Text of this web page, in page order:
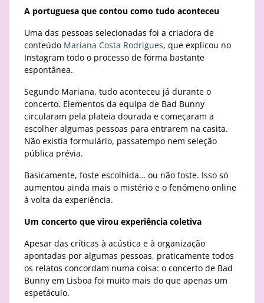
A portuguesa que contou como tudo aconteceu
Uma das pessoas selecionadas foi a criadora de
conteúdo Mariana Costa Rodrigues, que explicou no
Instagram todo o processo de forma bastante
espontânea.
Segundo Mariana, tudo aconteceu já durante o
concerto. Elementos da equipa de Bad Bunny
circularam pela plateia dourada e começaram a
escolher algumas pessoas para entrarem na casita.
Não existia formulário, passatempo nem seleção
pública prévia.
Basicamente, foste escolhida… ou não foste. Isso só
aumentou ainda mais o mistério e o fenómeno online
à volta da experiência.
Um concerto que virou experiência coletiva
Apesar das críticas à acústica e à organização
apontadas por algumas pessoas, praticamente todos
os relatos concordam numa coisa: o concerto de Bad
Bunny em Lisboa foi muito mais do que apenas um
espetáculo.